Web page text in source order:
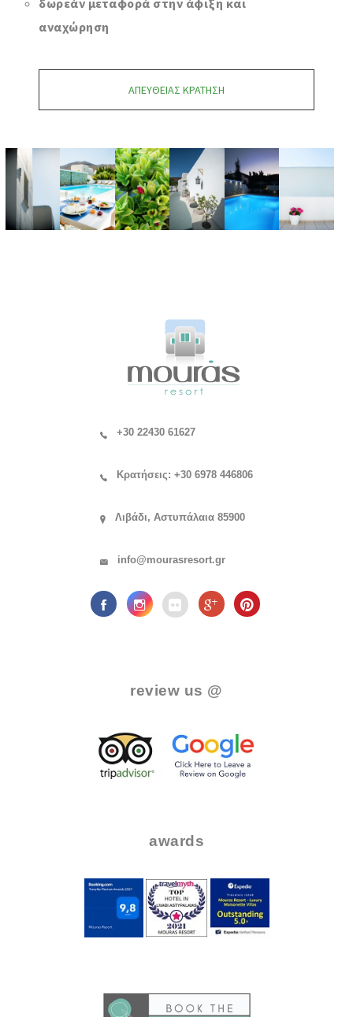
αναχώρηση
ΑΠΕΥΘΕΊΑΣ ΚΡΆΤΗΣΗ
+30 22430 61627
Κρατήσεις: +30 6978 446806
Λιβάδι, Αστυπάλαια 85900
info@mourasresort.gr
review us @
awards